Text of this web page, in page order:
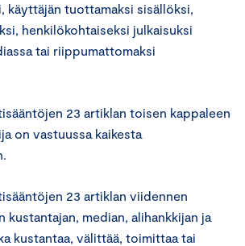
käyttäjän tuottamaksi sisällöksi,
henkilökohtaiseksi julkaisuksi
tai riippumattomaksi
23 artiklan toisen kappaleen
on vastuussa kaikesta
23 artiklan viidennen
kustantajan, median, alihankkijan ja
kustantaa, välittää, toimittaa tai